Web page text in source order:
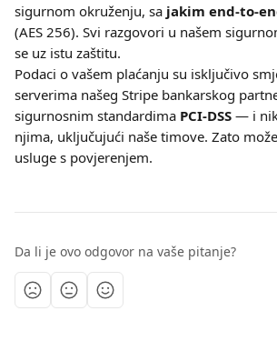
sigurnom okruženju, sa jakim end-to-
(AES 256). Svi razgovori u našem
se uz istu zaštitu.
Podaci o vašem plaćanju su isključivo
serverima našeg Stripe bankarskog
sigurnosnim standardima PCI-DSS — i
njima, uključujući naše timove. Zato
usluge s povjerenjem.
Da li je ovo odgovor na vaše pitanje?